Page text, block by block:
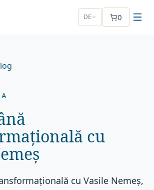
DE 0
cu
cu Vasile Nemeș,